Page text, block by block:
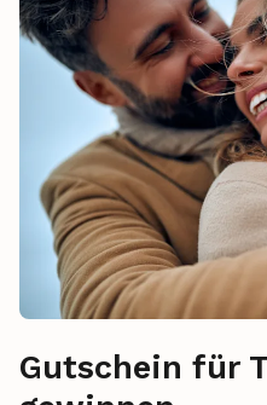
Gutschein für